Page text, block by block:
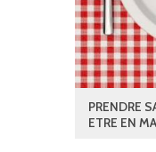
PRENDRE
ETRE EN